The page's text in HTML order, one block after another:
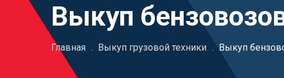
Выкуп
Главная . Выкуп грузовой техники . Выкуп